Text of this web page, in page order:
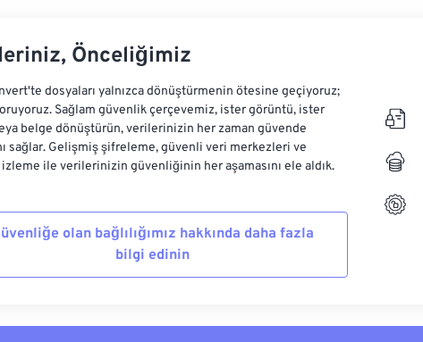
Önceliğimiz
dosyaları yalnızca dönüştürmenin ötesine geçiyoruz;
Sağlam güvenlik çerçevemiz, ister görüntü, ister
belge dönüştürün, verilerinizin her zaman güvende
sağlar. Gelişmiş şifreleme, güvenli veri merkezleri ve
ile verilerinizin güvenliğinin her aşamasını ele aldık.
olan bağlılığımız hakkında daha fazla
bilgi edinin